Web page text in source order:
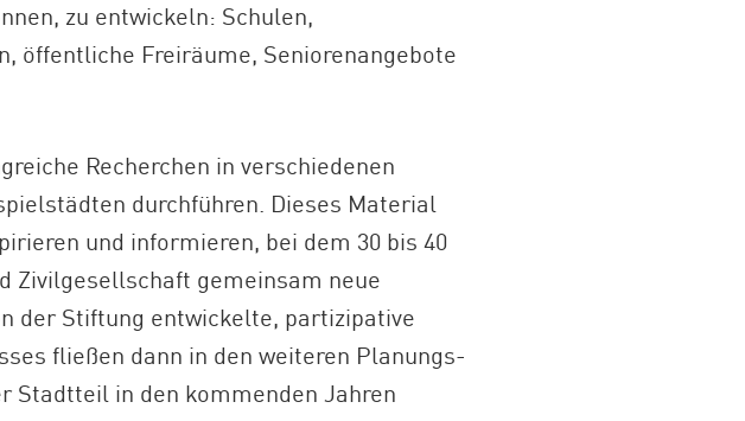
zu entwickeln: Schulen,
öffentliche Freiräume, Seniorenangebote
Recherchen in verschiedenen
durchführen. Dieses Material
und informieren, bei dem 30 bis 40
Zivilgesellschaft gemeinsam neue
der Stiftung entwickelte, partizipative
fließen dann in den weiteren Planungs-
Stadtteil in den kommenden Jahren